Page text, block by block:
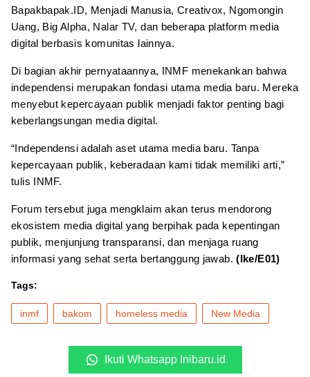
Bapakbapak.ID, Menjadi Manusia, Creativox, Ngomongin
Uang, Big Alpha, Nalar TV, dan beberapa platform media
digital berbasis komunitas lainnya.
Di bagian akhir pernyataannya, INMF menekankan bahwa
independensi merupakan fondasi utama media baru. Mereka
menyebut kepercayaan publik menjadi faktor penting bagi
keberlangsungan media digital.
“Independensi adalah aset utama media baru. Tanpa
kepercayaan publik, keberadaan kami tidak memiliki arti,”
tulis INMF.
Forum tersebut juga mengklaim akan terus mendorong
ekosistem media digital yang berpihak pada kepentingan
publik, menjunjung transparansi, dan menjaga ruang
informasi yang sehat serta bertanggung jawab.(Ike/E01)
Tags:
inmf bakom homeless media New Media
Ikuti Whatsapp Inibaru.id